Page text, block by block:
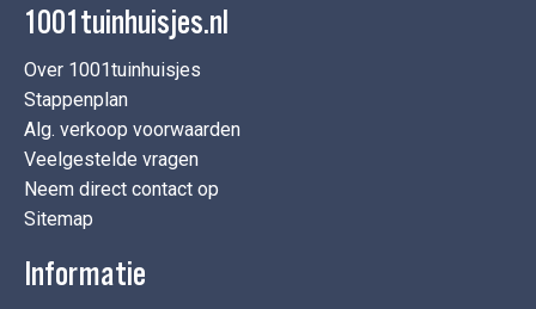
1001tuinhuisjes.nl
Over 1001tuinhuisjes
Stappenplan
Alg. verkoop voorwaarden
Veelgestelde vragen
Neem direct contact op
Sitemap
Informatie